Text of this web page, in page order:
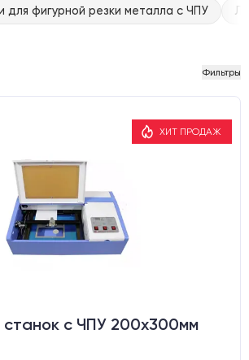
для фигурной резки металла с ЧПУ
Фильтры
ХИТ ПРОДАЖ
c ЧПУ 200х300мм